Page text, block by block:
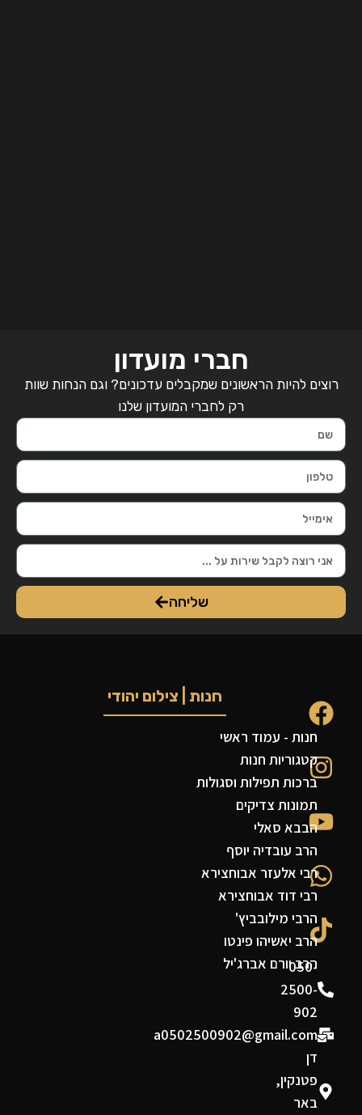
חברי מועדון
רוצים להיות הראשונים שמקבלים עדכונים? וגם הנחות שוות
רק לחברי המועדון שלנו
שליחה
050-
2500-
902
a0502500902@gmail.com
דן
פטנקין,
באר
חנות | צילום יהודי
חנות - עמוד ראשי
קטגוריות חנות
ברכות תפילות וסגולות
תמונות צדיקים
הבבא סאלי
הרב עובדיה יוסף
רבי אלעזר אבוחצירא
רבי דוד אבוחצירא
הרבי מילובביץ'
הרב יאשיהו פינטו
הרב יורם אברג'יל